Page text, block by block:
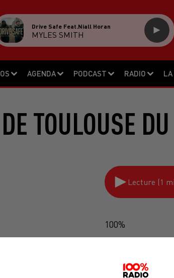
AGENDA PODCAST RADIO LA
Drive Safe Feat.niall Horan
MYLES SMITH
TOULOUSE
Lecture (1
100%